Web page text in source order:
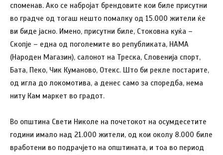
споменав. Ако се набројат брендовите кои биле присутни
во градче од тогаш нешто помалку од 15.000 жители ќе
ви биде јасно. Имено, присутни биле, Стоковна куќа –
Скопје – една од поголемите во републиката, НАМА
(Народен Магазин), салонот на Треска, Словенија спорт,
Бата, Пеко, Чик Куманово, Отекс. Што би рекле постарите,
од игла до локомотива, а денес само за споредба, нема
ниту Кам маркет во градот.
Во општина Свети Николе на почетокот на осумдесетите
години имало над 21.000 жители, од кои околу 8.000 биле
вработени во подрачјето на општината, и тоа во период